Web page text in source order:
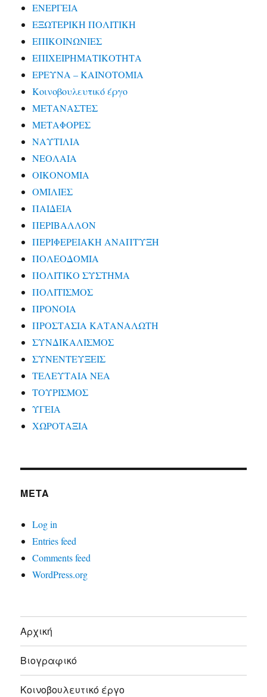
ΕΝΕΡΓΕΙΑ
ΕΞΩΤΕΡΙΚΗ ΠΟΛΙΤΙΚΗ
ΕΠΙΚΟΙΝΩΝΙΕΣ
ΕΠΙΧΕΙΡΗΜΑΤΙΚΟΤΗΤΑ
ΕΡΕΥΝΑ – ΚΑΙΝΟΤΟΜΙΑ
Κοινοβουλευτικό έργο
ΜΕΤΑΝΑΣΤΕΣ
ΜΕΤΑΦΟΡΕΣ
ΝΑΥΤΙΛΙΑ
ΝΕΟΛΑΙΑ
ΟΙΚΟΝΟΜΙΑ
ΟΜΙΛΙΕΣ
ΠΑΙΔΕΙΑ
ΠΕΡΙΒΑΛΛΟΝ
ΠΕΡΙΦΕΡΕΙΑΚΗ ΑΝΑΠΤΥΞΗ
ΠΟΛΕΟΔΟΜΙΑ
ΠΟΛΙΤΙΚΟ ΣΥΣΤΗΜΑ
ΠΟΛΙΤΙΣΜΟΣ
ΠΡΟΝΟΙΑ
ΠΡΟΣΤΑΣΙΑ ΚΑΤΑΝΑΛΩΤΗ
ΣΥΝΔΙΚΑΛΙΣΜΟΣ
ΣΥΝΕΝΤΕΥΞΕΙΣ
ΤΕΛΕΥΤΑΙΑ ΝΕΑ
ΤΟΥΡΙΣΜΟΣ
ΥΓΕΙΑ
ΧΩΡΟΤΑΞΙΑ
META
Log in
Entries feed
Comments feed
WordPress.org
Αρχική
Βιογραφικό
Κοινοβουλευτικό έργο